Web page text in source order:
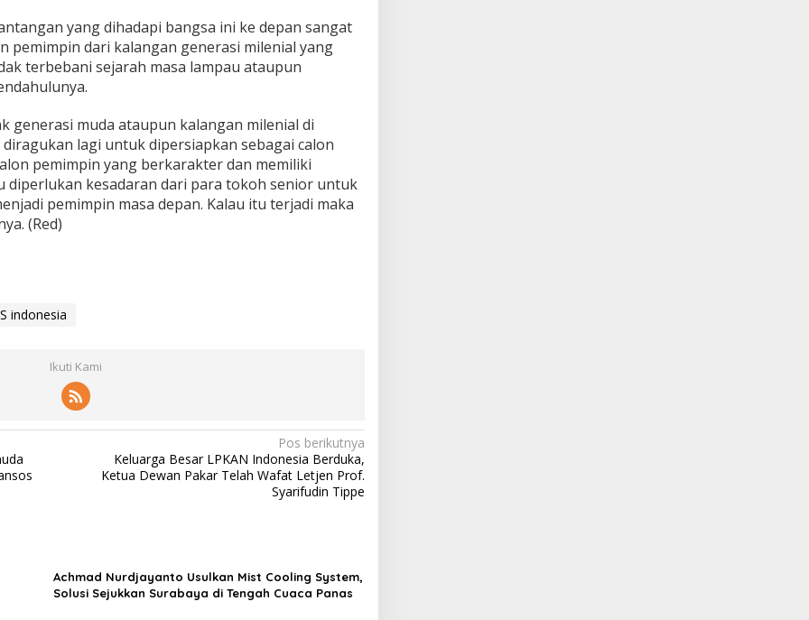
yang dihadapi bangsa ini ke depan sangat
pemimpin dari kalangan generasi milenial yang
terbebani sejarah masa lampau ataupun
generasi muda ataupun kalangan milenial di
lagi untuk dipersiapkan sebagai calon
pemimpin yang berkarakter dan memiliki
diperlukan kesadaran dari para tokoh senior untuk
pemimpin masa depan. Kalau itu terjadi maka
(Red)
indonesia
Ikuti Kami
Pos berikutnya
Keluarga Besar LPKAN Indonesia Berduka,
Ketua Dewan Pakar Telah Wafat Letjen Prof.
Syarifudin Tippe
Achmad Nurdjayanto Usulkan Mist Cooling System,
Solusi Sejukkan Surabaya di Tengah Cuaca Panas